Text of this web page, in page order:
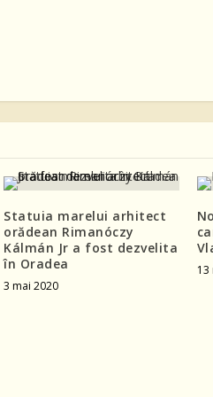
Statuia marelui arhitect
orădean Rimanóczy
Kálmán Jr a fost dezvelita
în Oradea
3 mai 2020
13